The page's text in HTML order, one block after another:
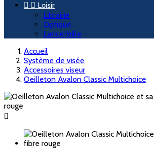
  Loisir
Librairie
Optique
Lance-bille
Accueil
Système de visée
Accessoires viseur
Oeilleton Avalon Classic Multichoice
